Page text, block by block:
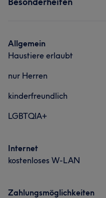
Allgemein
Haustiere erlaubt
nur Herren
kinderfreundlich
LGBTQIA+
Internet
kostenloses W-LAN
Zahlungsmöglichkeiten